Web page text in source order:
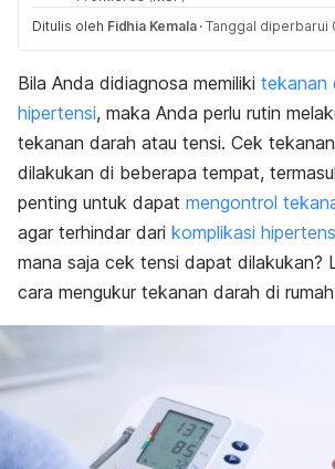
Ditulis oleh Fidhia Kemala · Tanggal diperbarui
Bila Anda didiagnosa memiliki tekanan
hipertensi, maka Anda perlu rutin
tekanan darah atau tensi. Cek
dilakukan di beberapa tempat,
penting untuk dapat mengontrol
agar terhindar dari komplikasi
mana saja cek tensi dapat dilakukan?
cara mengukur tekanan darah di